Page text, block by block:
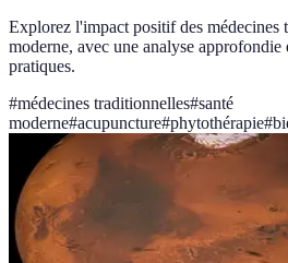
Explorez l'impact positif des médecines
moderne, avec une analyse approfondie
pratiques.
#médecines traditionnelles#santé
moderne#acupuncture#phytothérapie#